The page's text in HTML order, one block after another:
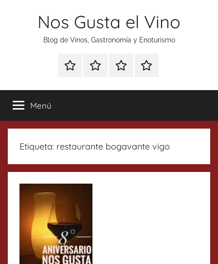
Nos Gusta el Vino
Blog de Vinos, Gastronomía y Enoturismo
Especial
Tonics
Enoturismo
Gastronomía
RankingContacto
Menú
Etiqueta: restaurante bogavante vigo